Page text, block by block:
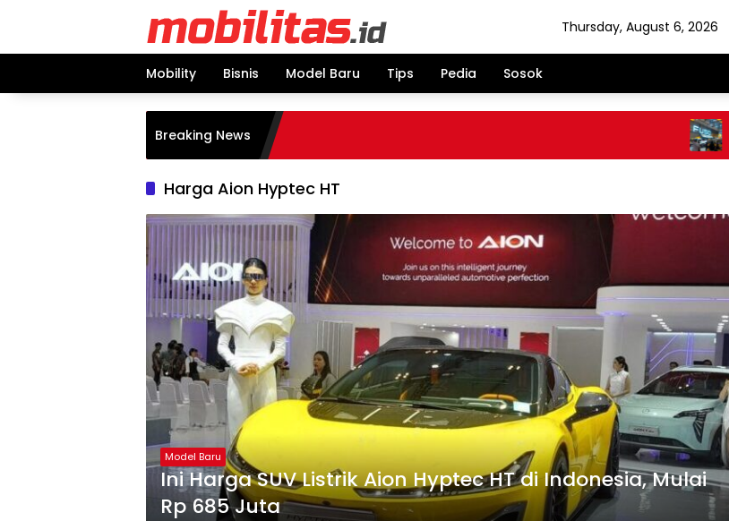
Thursday, August 6, 2026
Mobility Bisnis Model Baru Tips Pedia Sosok
Breaking News
Harga Aion Hyptec HT
Model Baru
Ini Harga SUV Listrik Aion Hyptec HT di Indonesia, Mulai
Rp 685 Juta